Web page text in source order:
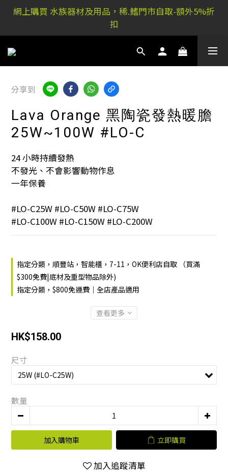
稀.鰭元朗店: 又新街51P號富祐閣16號地下｜ 稀.鰭旺角
店: 西洋菜南街101號金德行11樓
網上購買 水族器材及用品，稀.鰭門市自取-額外5%折
扣
稀.鰭元朗店: 又新街51P號富祐閣16號地下｜ 稀.鰭旺角
店: 西洋菜南街101號金德行11樓
分享到
Lava Orange 黑陶瓷發熱暖膽
25W~100W #LO-C
24 小時持續發熱
不發光、不會影響動物作息
一年保養
#LO-C25W #LO-C50W #LO-C75W
#LO-C100W #LO-C150W #LO-C200W
指定分類，順豐站，智能櫃，7-11，OK便利店自取 （買滿
$300免費|底材及重型物品除外)
指定分類，$800免運費｜全店產品適用
查看更多
HK$158.00
尺寸
數量
加入購物車 立即購買
加入追蹤清單